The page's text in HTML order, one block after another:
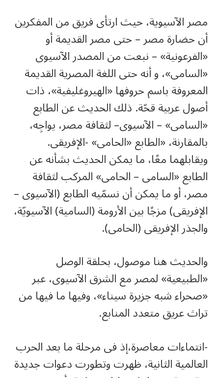
مصر الآسيوية، حيث ارتأى فريق من المفكرين
أن حضارة مصر – حتى مصر القديمة أو
«الفرعونية» – نبعت من المصدر الآسيوى
«السامى»، و أنه حتى اللغة المصرية القديمة
المعروفة باسم حروفها «الهيروغليفية»، ذات
أصول عربية قحّة. ذلك الحديث عن الطابع
«السامى» – الآسيوى– لثقافة مصر، يواجِه،
بالمقارنة، «الطابع «الحامى» -الإفريقى.
ويقابلهما معًا، ما يمكن الحديث بشأنه عن
الطابع «السامى – الحامى» المركب لثقافة
مصر، أو ما يمكن أن نسمّيه الطابع (الآسيوى –
الإفريقى) مزجًا بين الأرومة (السامية) الآسيويّة،
والجذر الإفريقى (الحامى).
والحديث هنا موصول، بحلقة الوصل
«الطبيعية» لمصر مع الشرق الآسيوى، عبر
«صحراء شبه جزيرة سيناء»، وفيها ما فيها من
تراث عريق متعدد المنابع.
-انتماءات معاصرة،إذ فى مرحلة ما بعد الحرب
العالمية الثانية، ظهرت وتطورت دعوات جديدة